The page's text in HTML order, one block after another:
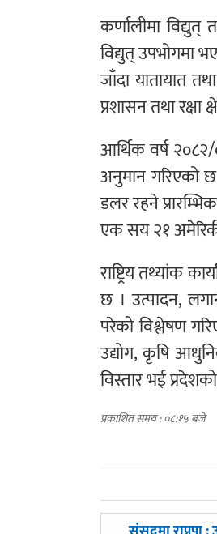
कर्णालीमा
विद्युत् उपभोगमा
जाँदा यातायात
प्रशासन तथा रक्षा
आर्थिक वर्ष
अनुमान गरिएको
डलर रहने
एक सय २१
राष्ट्रिय तथ्यांक
छ । उत्पादन,
परेको विश्लेषण
उद्योग, कृषि
विस्तार भई
प्रकाशित समय : ०८:१५ बजे